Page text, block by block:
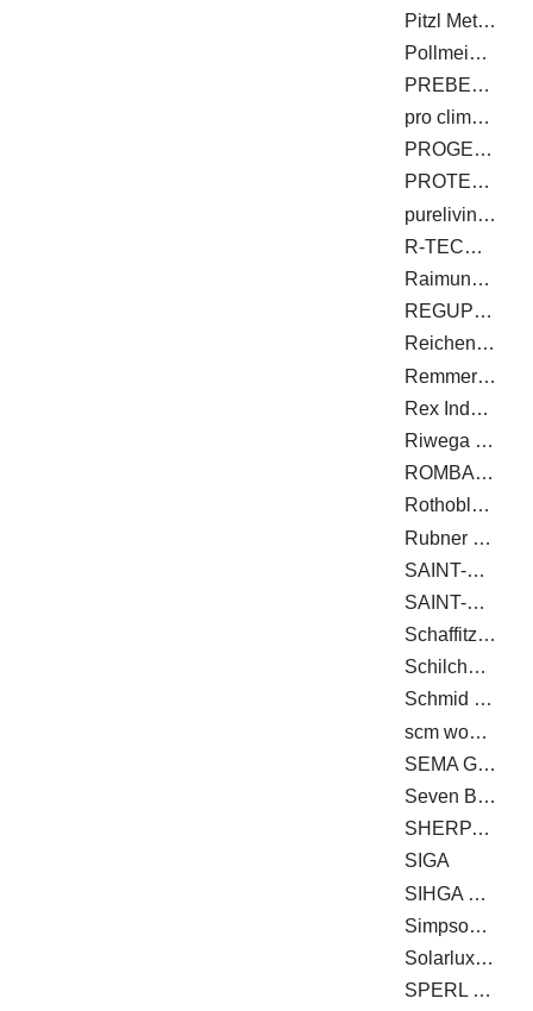
Pitzl Metallbau GmbH & Co. KG
Pollmeier Massivholz GmbH & Co.KG
PREBENA Wilfried Bornemann GmbH & Co. KG
pro clima - MOLL bauökologische Produkte GmbH
PROGEO Monitoring GmbH & Co. KG
PROTEKTORWERK Florenz Maisch GmbH & Co.KG
purelivin GmbH
R-TECH Stahlbauges.m.b.H.
Raimund Beck KG, Wire-Staples-Company
REGUPOL BSW GmbH
Reichenbacher Hamuel GmbH
Remmers GmbH
Rex Industrie-Produkte Graf von Rex GmbH
Riwega GmbH
ROMBACH BAUHOLZ + ABBUND GMBH
Rothoblaas
Rubner Holding
SAINT-GOBAIN ISOVER G+H AG
SAINT-GOBAIN RIGIPS GMBH
Schaffitzel Holzindustrie GmbH + Co. KG
Schilcher Trading & Engineering GmbH
Schmid Schrauben Hainfeld GmbH
scm woodworking technology
SEMA GmbH
Seven Bel GmbH
SHERPA Connection Systems GmbH
SIGA
SIHGA GmbH
Simpson Strong-Tie GmbH
Solarlux GmbH
SPERL Werkzeugtechnik GmbH & Co. KG